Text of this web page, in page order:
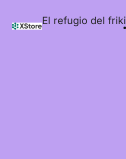
El refugio del friki